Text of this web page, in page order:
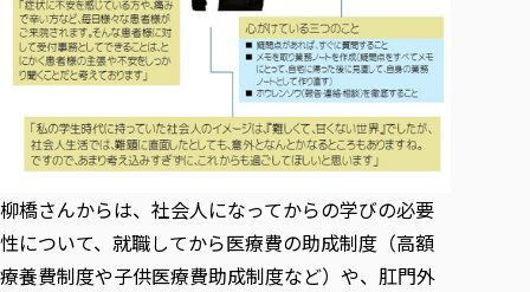
柳橋さんからは、社会人になってからの学びの必要
性について、就職してから医療費の助成制度（高額
療養費制度や子供医療費助成制度など）や、肛門外